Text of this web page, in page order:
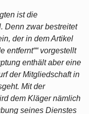
ist die
Denn zwar bestreitet
der in dem Artikel
entfernt““ vorgestellt
enthält aber eine
der Mitgliedschaft in
Mit der
dem Kläger nämlich
seines Dienstes